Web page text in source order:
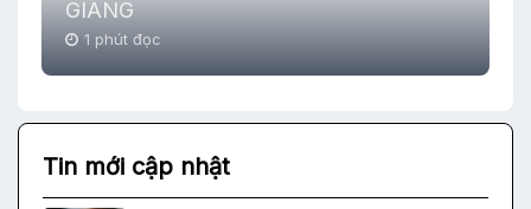
GIANG
1 phút đọc
Tin mới cập nhật